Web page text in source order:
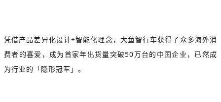
凭借产品差异化设计+智能化理念，大鱼智行车获得了众多海外消
费者的喜爱，成为首家年出货量突破50万台的中国企业，已然成
为行业的「隐形冠军」。